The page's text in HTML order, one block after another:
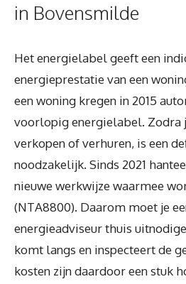
in Bovensmilde
Het energielabel geeft een
energieprestatie van een
een woning kregen in 2015
voorlopig energielabel. Zodra
verkopen of verhuren, is een
noodzakelijk. Sinds 2021
nieuwe werkwijze waarmee
(NTA8800). Daarom moet je
energieadviseur thuis
komt langs en inspecteert de
kosten zijn daardoor een stuk